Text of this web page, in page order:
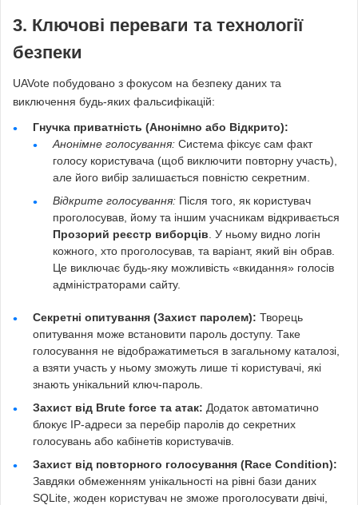
3. Ключові переваги та технології
безпеки
UAVote побудовано з фокусом на безпеку даних та
виключення будь-яких фальсифікацій:
Гнучка приватність (Анонімно або Відкрито):
Анонімне голосування: Система фіксує сам факт
голосу користувача (щоб виключити повторну участь),
але його вибір залишається повністю секретним.
Відкрите голосування: Після того, як користувач
проголосував, йому та іншим учасникам відкривається
Прозорий реєстр виборців . У ньому видно логін
кожного, хто проголосував, та варіант, який він обрав.
Це виключає будь-яку можливість «вкидання» голосів
адміністраторами сайту.
Секретні опитування (Захист паролем): Творець
опитування може встановити пароль доступу. Таке
голосування не відображатиметься в загальному каталозі,
а взяти участь у ньому зможуть лише ті користувачі, які
знають унікальний ключ-пароль.
Захист від Brute force та атак: Додаток автоматично
блокує IP-адреси за перебір паролів до секретних
голосувань або кабінетів користувачів.
Захист від повторного голосування (Race Condition):
Завдяки обмеженням унікальності на рівні бази даних
SQLite, жоден користувач не зможе проголосувати двічі,